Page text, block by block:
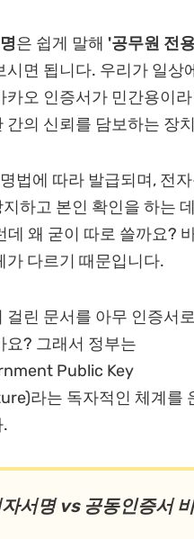
은 쉽게 말해 '공무원 전
시면 됩니다. 우리가 일상
카오 인증서가 민간용이라
간의 신뢰를 담보하는 장
법에 따라 발급되며, 전
하고 본인 확인을 하는
데 왜 굳이 따로 쓸까요?
가 다르기 때문입니다.
걸린 문서를 아무 인증서
요? 그래서 정부는
Public Key
라는 독자적인 체계를
서명 vs 공동인증서 비